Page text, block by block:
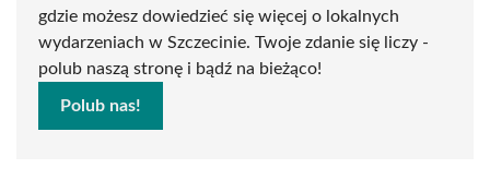
gdzie możesz dowiedzieć się więcej o lokalnych
wydarzeniach w Szczecinie. Twoje zdanie się liczy -
polub naszą stronę i bądź na bieżąco!
Polub nas!